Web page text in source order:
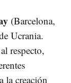
(Barcelona,
Ucrania.
respecto,
la creación